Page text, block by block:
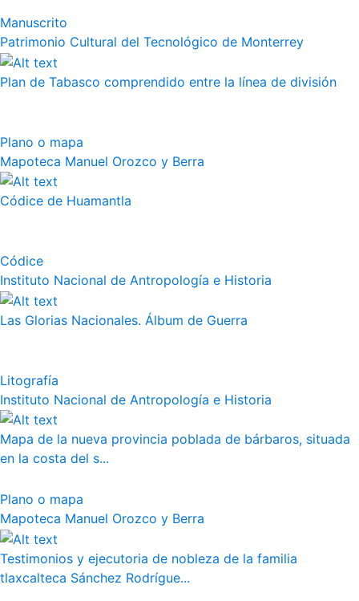
Manuscrito
Patrimonio Cultural del Tecnológico de Monterrey
Plan de Tabasco comprendido entre la línea de división
Plano o mapa
Mapoteca Manuel Orozco y Berra
Códice de Huamantla
Códice
Instituto Nacional de Antropología e Historia
Las Glorias Nacionales. Álbum de Guerra
Litografía
Instituto Nacional de Antropología e Historia
Mapa de la nueva provincia poblada de bárbaros, situada
en la costa del s...
Plano o mapa
Mapoteca Manuel Orozco y Berra
Testimonios y ejecutoria de nobleza de la familia
tlaxcalteca Sánchez Rodrígue...